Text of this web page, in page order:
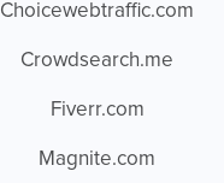
Choicewebtraffic.com
Crowdsearch.me
Fiverr.com
Magnite.com